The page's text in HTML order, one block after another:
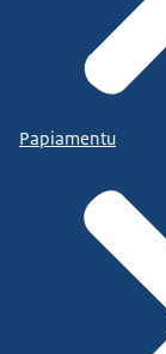
Papiamentu